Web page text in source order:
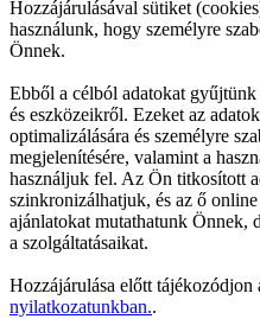
Hozzájárulásával sütiket
használunk, hogy személyre
Önnek.
Ebből a célból adatokat
és eszközeikről. Ezeket az
optimalizálására és személyre
megjelenítésére, valamint a
használjuk fel. Az Ön titkosított
szinkronizálhatjuk, és az ő
ajánlatokat mutathatunk Önnek,
a szolgáltatásaikat.
Hozzájárulása előtt tájékozódjon
nyilatkozatunkban..